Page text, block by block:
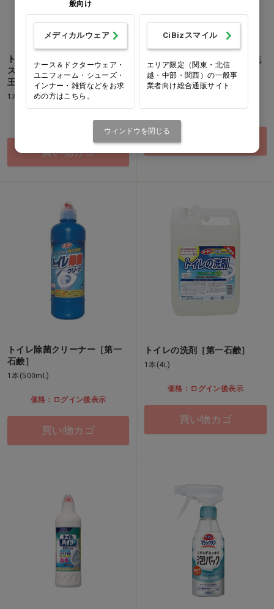
トイレマジックリン 消臭洗浄
スプレー ツヤツヤコート [花
王]
1本(2L)
価格：ログイン後表示
買い物カゴ
トイレマジックリン 消臭・洗
浄スプレー [花王]
1本(4.5L)
価格：ログイン後表示
買い物カゴ
トイレ除菌クリーナー［第一
石鹸］
1本(500mL)
価格：ログイン後表示
買い物カゴ
トイレの洗剤［第一石鹸］
1本(4L)
価格：ログイン後表示
買い物カゴ
般向け
メディカルウェア
ナース＆ドクターウェア・
ユニフォーム・シューズ・
インナー・雑貨などをお求
めの方はこちら。
CiBizスマイル
エリア限定（関東・北信
越・中部・関西）の一般事
業者向け総合通販サイト
ウィンドウを閉じる